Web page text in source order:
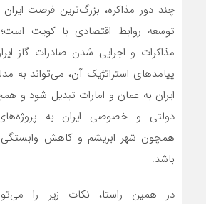
چند دور مذاکره، بزرگ‌ترین فرصت
توسعه روابط اقتصادی با کویت
مذاکرات و اجرایی شدن صادرات گاز
پیامدهای استراتژیک آن، می‌تواند به
ایران به عمان و امارات تبدیل شود و
دولتی و خصوصی ایران به
همچون شهر ابریشم و کاهش وابستگی
باشد.
در همین راستا، نکات زیر را